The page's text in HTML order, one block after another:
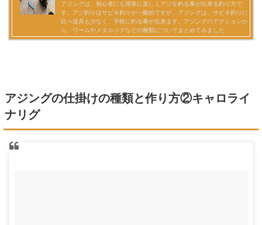
アジングの仕掛けの種類と作り方②キャロライ
ナリグ